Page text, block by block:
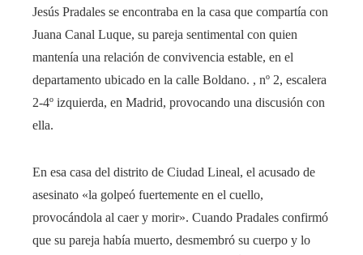
Jesús Pradales se encontraba en la casa que compartía con
Juana Canal Luque, su pareja sentimental con quien
mantenía una relación de convivencia estable, en el
departamento ubicado en la calle Boldano. , nº 2, escalera
2-4º izquierda, en Madrid, provocando una discusión con
ella.
En esa casa del distrito de Ciudad Lineal, el acusado de
asesinato «la golpeó fuertemente en el cuello,
provocándola al caer y morir». Cuando Pradales confirmó
que su pareja había muerto, desmembró su cuerpo y lo